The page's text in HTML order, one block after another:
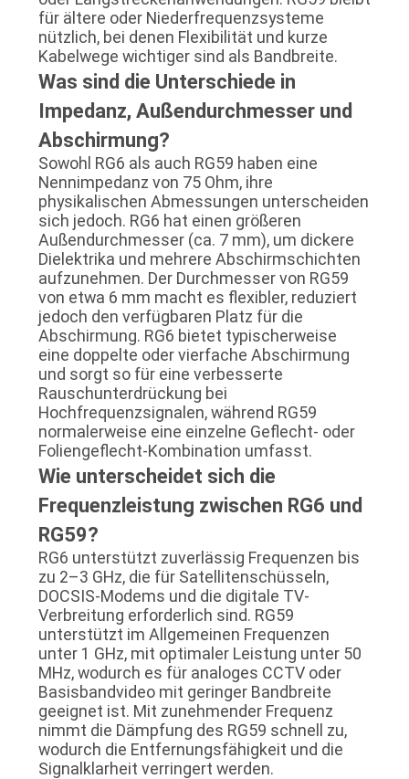
für ältere oder Niederfrequenzsysteme
nützlich, bei denen Flexibilität und kurze
Kabelwege wichtiger sind als Bandbreite.
Was sind die Unterschiede in
Impedanz, Außendurchmesser und
Abschirmung?
Sowohl RG6 als auch RG59 haben eine
Nennimpedanz von 75 Ohm, ihre
physikalischen Abmessungen unterscheiden
sich jedoch. RG6 hat einen größeren
Außendurchmesser (ca. 7 mm), um dickere
Dielektrika und mehrere Abschirmschichten
aufzunehmen. Der Durchmesser von RG59
von etwa 6 mm macht es flexibler, reduziert
jedoch den verfügbaren Platz für die
Abschirmung. RG6 bietet typischerweise
eine doppelte oder vierfache Abschirmung
und sorgt so für eine verbesserte
Rauschunterdrückung bei
Hochfrequenzsignalen, während RG59
normalerweise eine einzelne Geflecht- oder
Foliengeflecht-Kombination umfasst.
Wie unterscheidet sich die
Frequenzleistung zwischen RG6 und
RG59?
RG6 unterstützt zuverlässig Frequenzen bis
zu 2–3 GHz, die für Satellitenschüsseln,
DOCSIS-Modems und die digitale TV-
Verbreitung erforderlich sind. RG59
unterstützt im Allgemeinen Frequenzen
unter 1 GHz, mit optimaler Leistung unter 50
MHz, wodurch es für analoges CCTV oder
Basisbandvideo mit geringer Bandbreite
geeignet ist. Mit zunehmender Frequenz
nimmt die Dämpfung des RG59 schnell zu,
wodurch die Entfernungsfähigkeit und die
Signalklarheit verringert werden.